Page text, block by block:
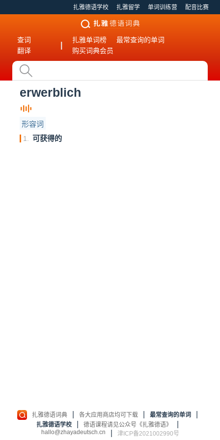
扎雅德语学校 扎雅留学 单词训练营 配音比赛
查词
翻译
扎雅单词榜
最常查询的单词
购买词典会员
erwerblich
形容词
1. 可获得的
扎雅德语词典 各大应用商店均可下载 最常查询的单词
扎雅德语学校 德语课程请见公众号《扎雅德语》
hallo@zhayadeutsch.cn 津ICP备2021002990号